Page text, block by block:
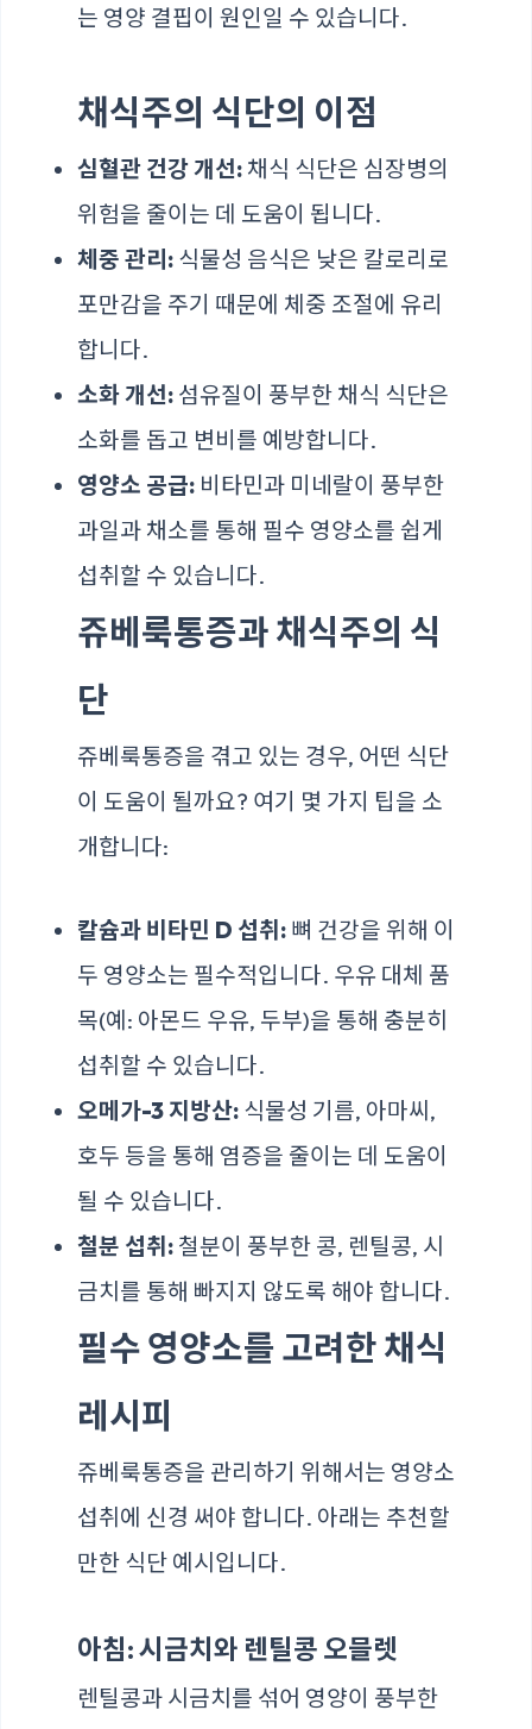
는 영양 결핍이 원인일 수 있습니다.
채식주의 식단의 이점
심혈관 건강 개선: 채식 식단은 심장병의
위험을 줄이는 데 도움이 됩니다.
체중 관리: 식물성 음식은 낮은 칼로리로
포만감을 주기 때문에 체중 조절에 유리
합니다.
소화 개선: 섬유질이 풍부한 채식 식단은
소화를 돕고 변비를 예방합니다.
영양소 공급: 비타민과 미네랄이 풍부한
과일과 채소를 통해 필수 영양소를 쉽게
섭취할 수 있습니다.
쥬베룩통증과 채식주의 식
단
쥬베룩통증을 겪고 있는 경우, 어떤 식단
이 도움이 될까요? 여기 몇 가지 팁을 소
개합니다:
칼슘과 비타민 D 섭취: 뼈 건강을 위해 이
두 영양소는 필수적입니다. 우유 대체 품
목(예: 아몬드 우유, 두부)을 통해 충분히
섭취할 수 있습니다.
오메가-3 지방산: 식물성 기름, 아마씨,
호두 등을 통해 염증을 줄이는 데 도움이
될 수 있습니다.
철분 섭취: 철분이 풍부한 콩, 렌틸콩, 시
금치를 통해 빠지지 않도록 해야 합니다.
필수 영양소를 고려한 채식
레시피
쥬베룩통증을 관리하기 위해서는 영양소
섭취에 신경 써야 합니다. 아래는 추천할
만한 식단 예시입니다.
아침: 시금치와 렌틸콩 오믈렛
렌틸콩과 시금치를 섞어 영양이 풍부한